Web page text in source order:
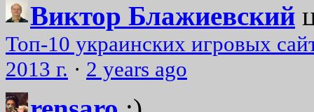
Виктор Блажиевский
Топ-10 украинских игровых
2013 г. · 2 years ago